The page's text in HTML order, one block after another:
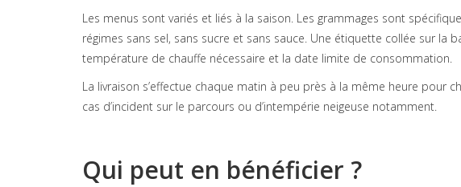
Les menus sont variés et liés à la saison. Les grammages sont
régimes sans sel, sans sucre et sans sauce. Une étiquette collée sur la
température de chauffe nécessaire et la date limite de consommation.
La livraison s’effectue chaque matin à peu près à la même heure pour
cas d’incident sur le parcours ou d’intempérie neigeuse notamment.
Qui peut en bénéficier ?